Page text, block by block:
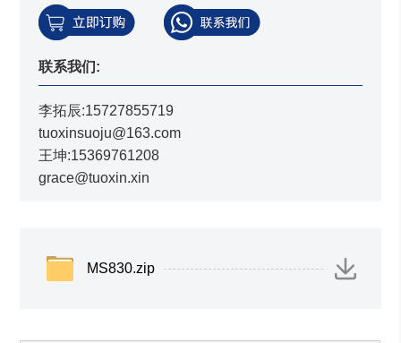
联系我们:
李拓辰:15727855719
tuoxinsuoju@163.com
王坤:15369761208
grace@tuoxin.xin
MS830.zip